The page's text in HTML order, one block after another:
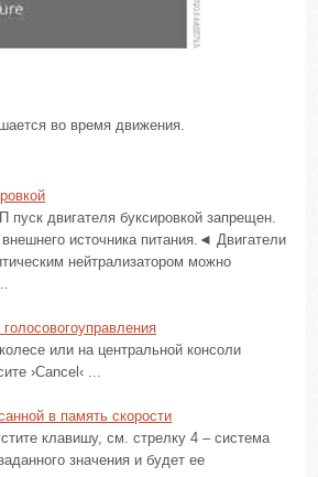
во время движения.
двигателя буксировкой запрещен.
источника питания.◄ Двигатели
нейтрализатором можно
или на центральной консоли
›Cancel‹ ...
в память скорости
клавишу, см. стрелку 4 – система
значения и будет ее